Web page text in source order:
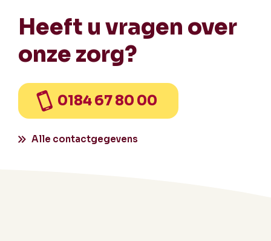
Heeft u vragen over
onze zorg?
0184 67 80 00
Alle contactgegevens